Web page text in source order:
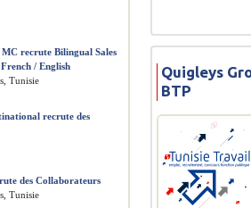
Quigleys
BTP
recrute Bilingual Sales
/ English
Tunisie
recrute des
des Collaborateurs
Tunisie